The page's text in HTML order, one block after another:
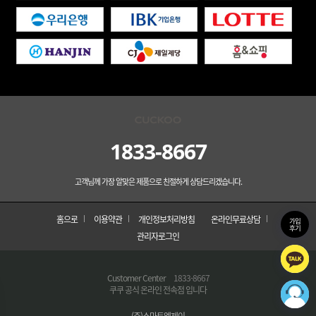
1833-8667
고객님께 가장 알맞은 제품으로 친절하게 상담드리겠습니다.
홈으로 이용약관 개인정보처리방침
온라인무료상담
관리자로그인
Customer Center
1833-8667
쿠쿠 공식 온라인 전속점 입니다
가입
후기